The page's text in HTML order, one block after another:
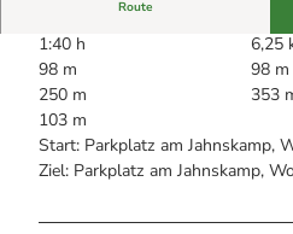
Bogenschiessen in Hohegeiss
Noch lange nicht Schicht im
Die Eisflüsterer: Harzer Falken
Wanderführer Jörg Kühnhold
Informationen für
Kulinarik
Einkaufen
Webcams
Route
1:40 h
6,25
98 m
98 m
250 m
353
103 m
Start: Parkplatz am Jahnskamp,
Ziel: Parkplatz am Jahnskamp,